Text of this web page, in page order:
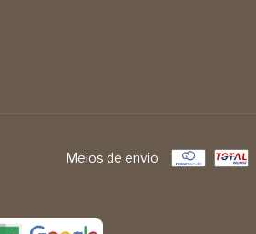
Meios de envio